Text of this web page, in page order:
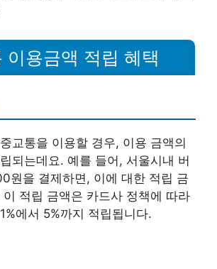
이용금액 적립 혜택
교통을 이용할 경우, 이용 금액의
되는데요. 예를 들어, 서울시내 버
원을 결제하면, 이에 대한 적립 금
적립 금액은 카드사 정책에 따라
에서 5%까지 적립됩니다.